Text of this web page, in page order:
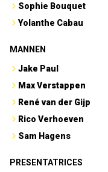
Sophie Bouquet
Yolanthe Cabau
MANNEN
Jake Paul
Max Verstappen
René van der Gijp
Rico Verhoeven
Sam Hagens
PRESENTATRICES